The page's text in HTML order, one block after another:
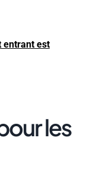
entrant est
les